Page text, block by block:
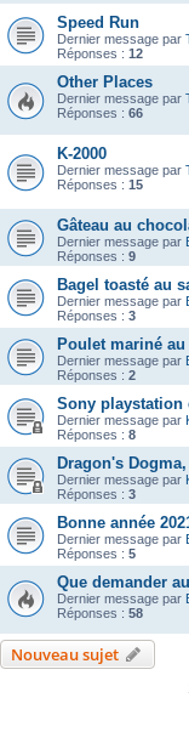
Speed Run
Dernier message par
Réponses : 12
Other Places
Dernier message par
Réponses : 66
K-2000
Dernier message par
Réponses : 15
Gâteau au
Dernier message par
Réponses : 9
Bagel toasté au
Dernier message par
Réponses : 3
Poulet mariné
Dernier message par
Réponses : 2
Sony playstation
Dernier message par
Réponses : 8
Dragon's
Dernier message par
Réponses : 3
Bonne année
Dernier message par
Réponses : 5
Que demander
Dernier message par
Réponses : 58
Nouveau sujet